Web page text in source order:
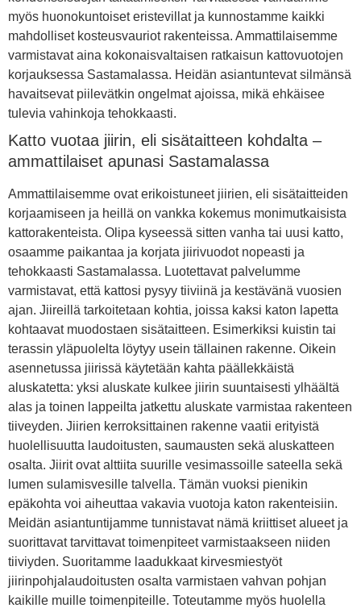
myös huonokuntoiset eristevillat ja kunnostamme kaikki
mahdolliset kosteusvauriot rakenteissa. Ammattilaisemme
varmistavat aina kokonaisvaltaisen ratkaisun kattovuotojen
korjauksessa Sastamalassa. Heidän asiantuntevat silmänsä
havaitsevat piilevätkin ongelmat ajoissa, mikä ehkäisee
tulevia vahinkoja tehokkaasti.
Katto vuotaa jiirin, eli sisätaitteen kohdalta –
ammattilaiset apunasi Sastamalassa
Ammattilaisemme ovat erikoistuneet jiirien, eli sisätaitteiden
korjaamiseen ja heillä on vankka kokemus monimutkaisista
kattorakenteista. Olipa kyseessä sitten vanha tai uusi katto,
osaamme paikantaa ja korjata jiirivuodot nopeasti ja
tehokkaasti Sastamalassa. Luotettavat palvelumme
varmistavat, että kattosi pysyy tiiviinä ja kestävänä vuosien
ajan. Jiireillä tarkoitetaan kohtia, joissa kaksi katon lapetta
kohtaavat muodostaen sisätaitteen. Esimerkiksi kuistin tai
terassin yläpuolelta löytyy usein tällainen rakenne. Oikein
asennetussa jiirissä käytetään kahta päällekkäistä
aluskatetta: yksi aluskate kulkee jiirin suuntaisesti ylhäältä
alas ja toinen lappeilta jatkettu aluskate varmistaa rakenteen
tiiveyden. Jiirien kerroksittainen rakenne vaatii erityistä
huolellisuutta laudoitusten, saumausten sekä aluskatteen
osalta. Jiirit ovat alttiita suurille vesimassoille sateella sekä
lumen sulamisvesille talvella. Tämän vuoksi pienikin
epäkohta voi aiheuttaa vakavia vuotoja katon rakenteisiin.
Meidän asiantuntijamme tunnistavat nämä kriittiset alueet ja
suorittavat tarvittavat toimenpiteet varmistaakseen niiden
tiiviyden. Suoritamme laadukkaat kirvesmiestyöt
jiirinpohjalaudoitusten osalta varmistaen vahvan pohjan
kaikille muille toimenpiteille. Toteutamme myös huolella